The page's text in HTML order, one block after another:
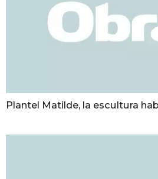
Plantel Matilde, la escultura